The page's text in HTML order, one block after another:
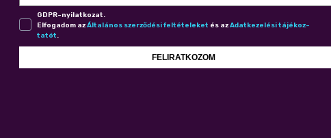
GDPR-nyilatkozat.
Elfogadom azÁl­ta­lá­nos szer­ző­dé­si fel­té­te­le­ket és azAdat­ke­ze­lé­si tá­jé­koz­
ta­tót.
FELIRATKOZOM